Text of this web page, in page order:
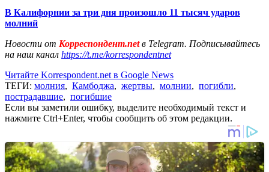
В Калифорнии за три дня произошло 11 тысяч ударов
молний
Новости от Корреспондент.netв Telegram. Подписывайтесь
на наш канал https://t.me/korrespondentnet
Читайте Korrespondent.net в Google News
ТЕГИ: молния, Камбоджа, жертвы, молнии, погибли,
пострадавшие, погибшие
Если вы заметили ошибку, выделите необходимый текст и
нажмите Ctrl+Enter, чтобы сообщить об этом редакции.